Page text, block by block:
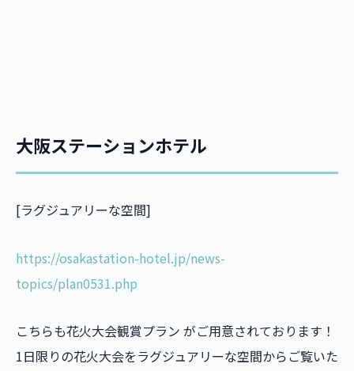
大阪ステーションホテル
[ラグジュアリーな空間]
https://osakastation-hotel.jp/news-
topics/plan0531.php
こちらも花火大会観賞プラン がご用意されております！
1日限りの花火大会をラグジュアリーな空間からご覧いた